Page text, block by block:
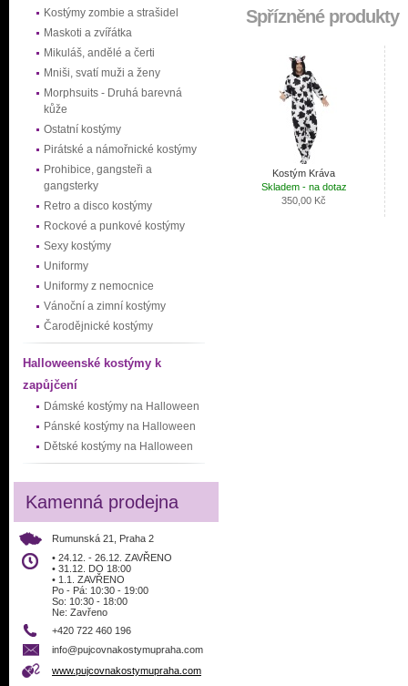
Kostýmy zombie a strašidel
Maskoti a zvířátka
Mikuláš, andělé a čerti
Mniši, svatí muži a ženy
Morphsuits - Druhá barevná
kůže
Ostatní kostýmy
Pirátské a námořnické kostýmy
Prohibice, gangsteři a
gangsterky
Retro a disco kostýmy
Rockové a punkové kostýmy
Sexy kostýmy
Uniformy
Uniformy z nemocnice
Vánoční a zimní kostýmy
Čarodějnické kostýmy
Halloweenské kostýmy k
zapůjčení
Dámské kostýmy na Halloween
Pánské kostýmy na Halloween
Dětské kostýmy na Halloween
Kamenná prodejna
Rumunská 21, Praha 2
• 24.12. - 26.12. ZAVŘENO
• 31.12. DO 18:00
• 1.1. ZAVŘENO
Po - Pá: 10:30 - 19:00
So: 10:30 - 18:00
Ne: Zavřeno
+420 722 460 196
info@pujcovnakostymupraha.com
www.pujcovnakostymupraha.com
Spřízněné produkty
Kostým Kráva
Skladem - na dotaz
350,00 Kč